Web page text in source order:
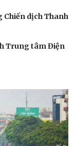
Chiến dịch Thanh
Trung tâm Điện